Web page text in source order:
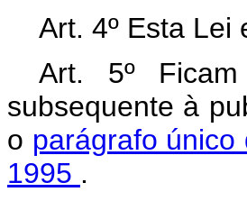
Art. 4º Esta Lei
Art. 5º
subsequente à
o parágrafo
1995 .